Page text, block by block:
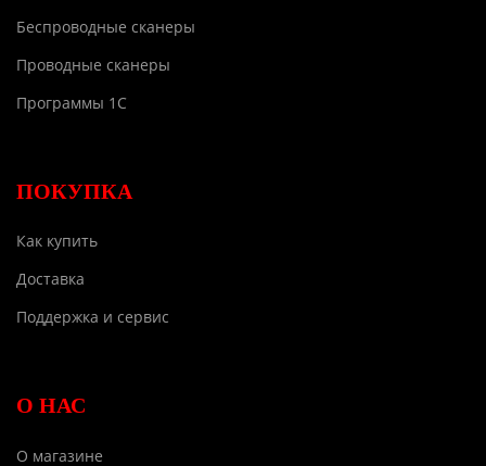
Беспроводные сканеры
Проводные сканеры
Программы 1С
ПОКУПКА
Как купить
Доставка
Поддержка и сервис
О НАС
О магазине